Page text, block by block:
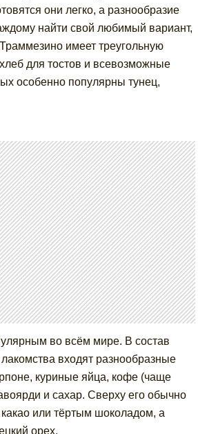
они легко, а разнообразие
найти свой любимый вариант,
имеет треугольную
для тостов и всевозможные
особенно популярны тунец,
во всём мире. В состав
входят разнообразные
куриные яйца, кофе (чаще
и сахар. Сверху его обычно
или тёртым шоколадом, а
орех.